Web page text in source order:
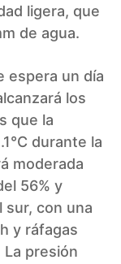
ligera, que
de agua.
espera un día
los
que la
durante la
moderada
56% y
con una
y ráfagas
presión